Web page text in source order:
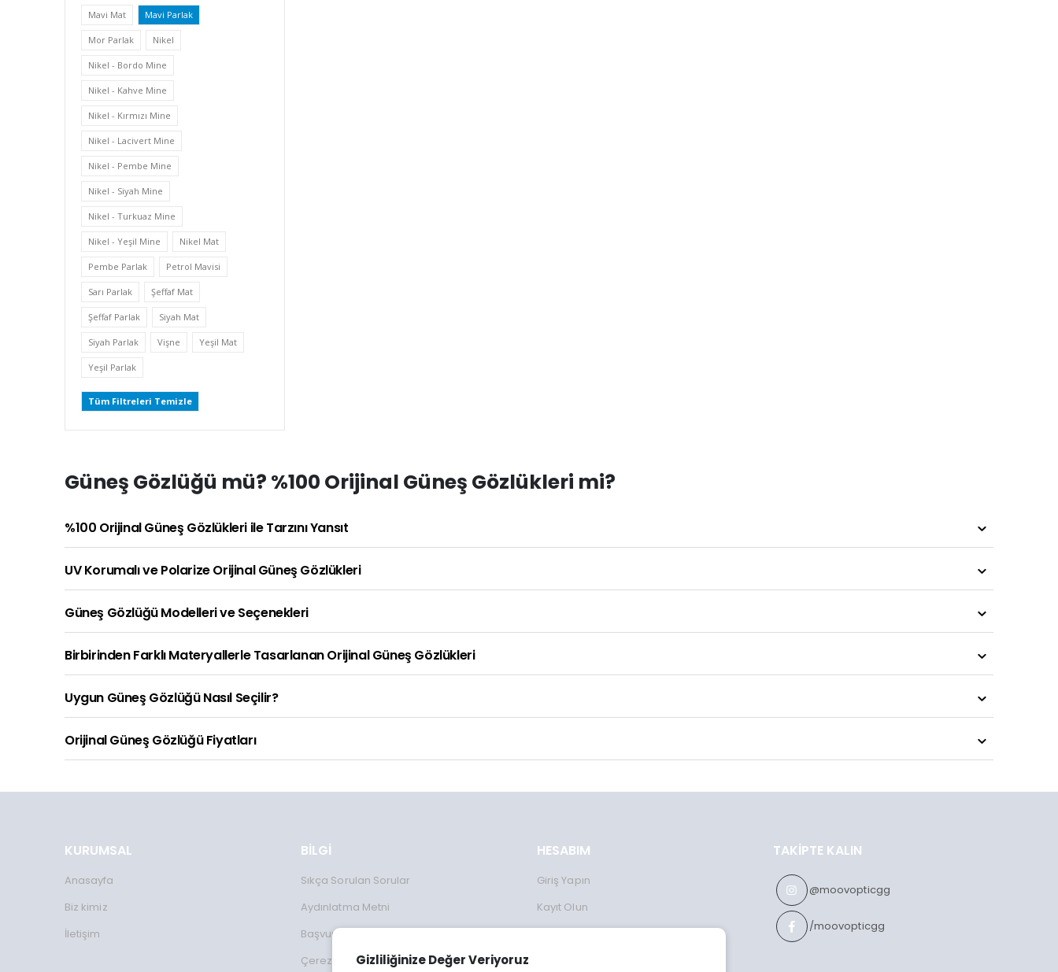
Gizliliğinize Değer Veriyoruz
Mavi Mat Mavi Parlak
Mor Parlak Nikel
Nikel - Bordo Mine
Nikel - Kahve Mine
Nikel - Kırmızı Mine
Nikel - Lacivert Mine
Nikel - Pembe Mine
Nikel - Siyah Mine
Nikel - Turkuaz Mine
Nikel - Yeşil Mine Nikel Mat
Pembe Parlak Petrol Mavisi
Sarı Parlak Şeffaf Mat
Şeffaf Parlak Siyah Mat
Siyah Parlak Vişne Yeşil Mat
Yeşil Parlak
Tüm Filtreleri Temizle
Güneş Gözlüğü mü? %100 Orijinal Güneş Gözlükleri mi?
%100 Orijinal Güneş Gözlükleri ile Tarzını Yansıt
UV Korumalı ve Polarize Orijinal Güneş Gözlükleri
Güneş Gözlüğü Modelleri ve Seçenekleri
Birbirinden Farklı Materyallerle Tasarlanan Orijinal Güneş Gözlükleri
Uygun Güneş Gözlüğü Nasıl Seçilir?
Orijinal Güneş Gözlüğü Fiyatları
KURUMSAL
Anasayfa
Biz kimiz
İletişim
BİLGİ
Sıkça Sorulan Sorular
Aydınlatma Metni
Başvuru Formu
Çerez Kullanımı
HESABIM
Giriş Yapın
Kayıt Olun
TAKIPTE KALIN
@moovopticgg
/moovopticgg